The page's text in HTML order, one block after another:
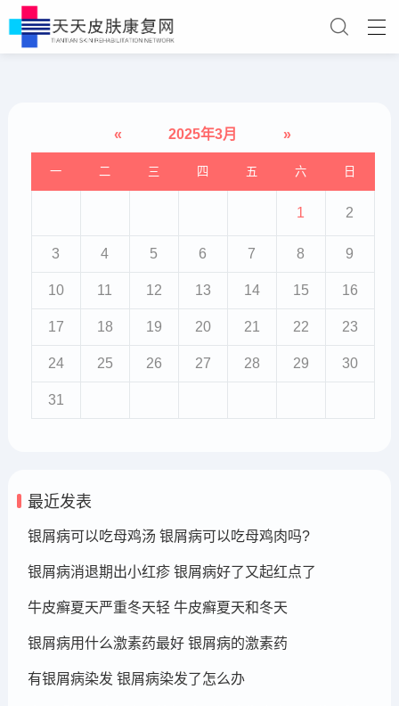
« 2025年3月 »
一 二 三 四 五 六 日
1 2
3 4 5 6 7 8 9
10 11 12 13 14 15 16
17 18 19 20 21 22 23
24 25 26 27 28 29 30
31
最近发表
银屑病可以吃母鸡汤 银屑病可以吃母鸡肉吗?
银屑病消退期出小红疹 银屑病好了又起红点了
牛皮癣夏天严重冬天轻 牛皮癣夏天和冬天
银屑病用什么激素药最好 银屑病的激素药
有银屑病染发 银屑病染发了怎么办